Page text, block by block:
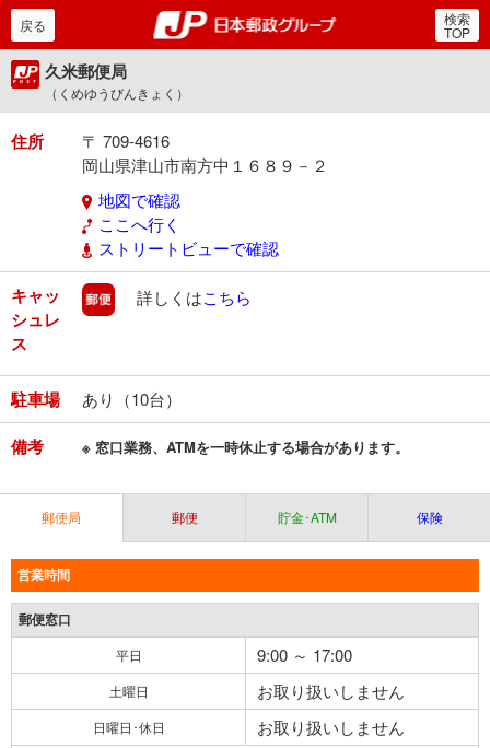
郵便局・日本郵政グルー
戻る 検索
TOP
久米郵便局
（くめゆうびんきょく）
住所
〒 709-4616
岡山県津山市南方中１６８９－２
地図で確認
ここへ行く
ストリートビューで確認
キャッ
シュレ
ス
郵便
詳しくはこちら
駐車場 あり（10台）
備考 ※ 窓口業務、ATMを一時休止する場合があります。
郵便局 郵便 貯金･ATM 保険
営業時間
郵便窓口
平日 9:00 ～ 17:00
土曜日 お取り扱いしません
日曜日･休日 お取り扱いしません